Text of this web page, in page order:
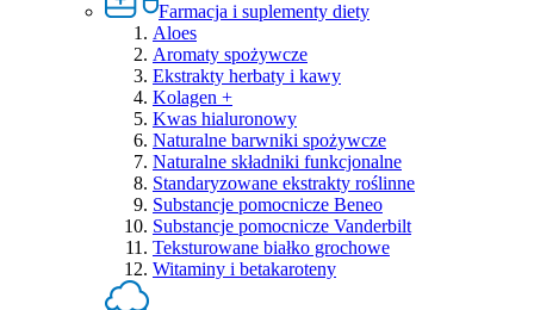
Farmacja i suplementy diety
Aloes
Aromaty spożywcze
Ekstrakty herbaty i kawy
Kolagen +
Kwas hialuronowy
Naturalne barwniki spożywcze
Naturalne składniki funkcjonalne
Standaryzowane ekstrakty roślinne
Substancje pomocnicze Beneo
Substancje pomocnicze Vanderbilt
Teksturowane białko grochowe
Witaminy i betakaroteny